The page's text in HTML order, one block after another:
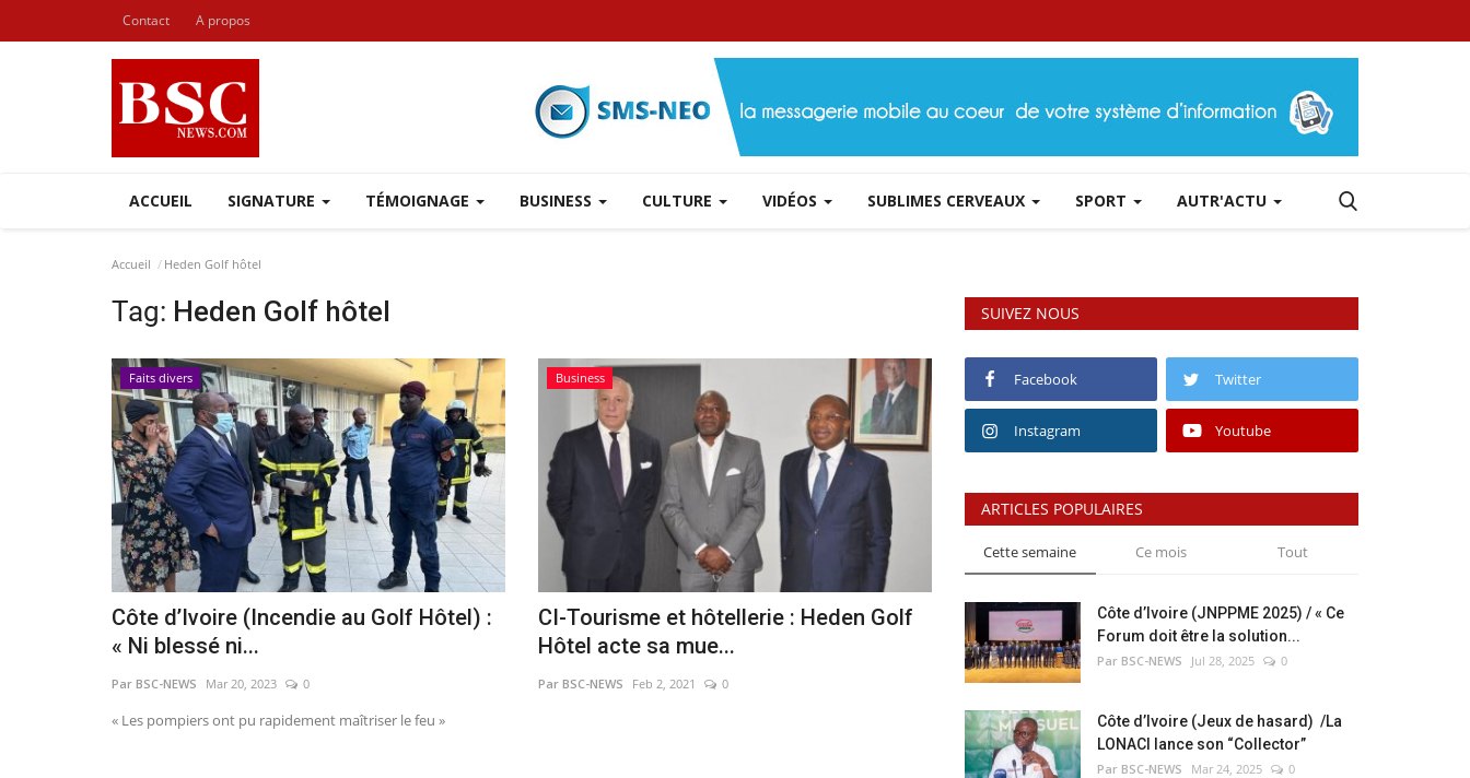
Contact A propos
ACCUEIL SIGNATURE TÉMOIGNAGE BUSINESS CULTURE VIDÉOS SUBLIMES CERVEAUX SPORT AUTR'ACTU
Accueil Heden Golf hôtel
Tag: Heden Golf hôtel
Faits divers
Côte d’Ivoire (Incendie au Golf Hôtel) :
« Ni blessé ni...
Par BSC-NEWS Mar 20, 2023 0
« Les pompiers ont pu rapidement maîtriser le feu »
Business
CI-Tourisme et hôtellerie : Heden Golf
Hôtel acte sa mue...
Par BSC-NEWS Feb 2, 2021 0
SUIVEZ NOUS
Facebook Twitter
Instagram Youtube
ARTICLES POPULAIRES
Cette semaine Ce mois Tout
Côte d’Ivoire (JNPPME 2025) / « Ce
Forum doit être la solution...
Par BSC-NEWS Jul 28, 2025 0
Côte d’Ivoire (Jeux de hasard) /La
LONACI lance son “Collector”
Par BSC-NEWS Mar 24, 2025 0